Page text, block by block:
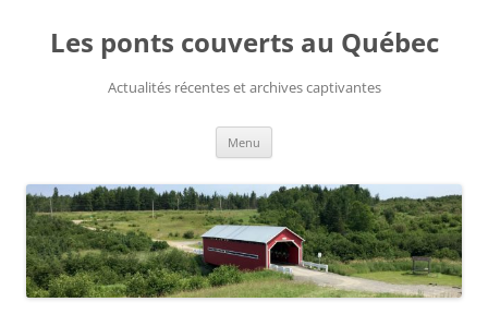
contenu
Les ponts couverts au Québec
Actualités récentes et archives captivantes
Menu